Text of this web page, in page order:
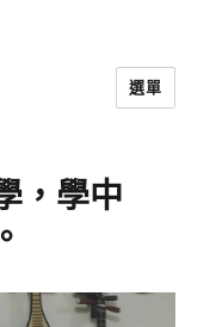
選單
，學中